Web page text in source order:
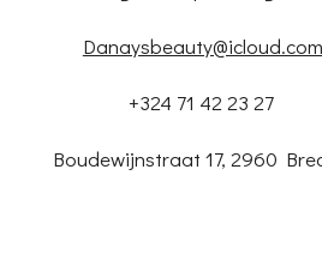
Danaysbeauty@icloud.com
+324 71 42 23 27
Boudewijnstraat 17, 2960